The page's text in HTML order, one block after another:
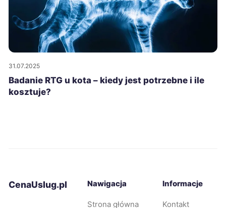
31.07.2025
Badanie RTG u kota – kiedy jest potrzebne i ile
kosztuje?
CenaUslug.pl Nawigacja
Strona główna
Informacje
Kontakt